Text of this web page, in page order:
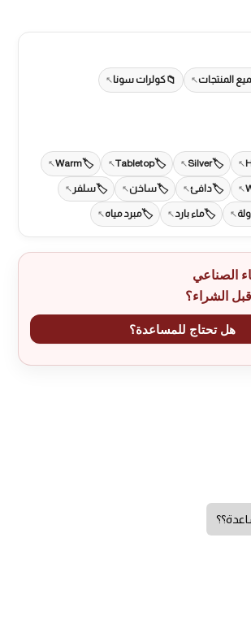
المنتجات كولرات سونا
Silver
Tabletop
Warm
دافئ ساخن سلفر
ماء بارد مبرد مياه
الشراء؟
هل تحتاج للمساعدة؟